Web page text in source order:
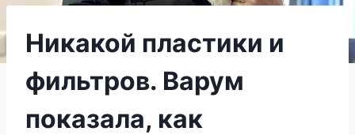
Никакой пластики и
фильтров. Варум
показала, как